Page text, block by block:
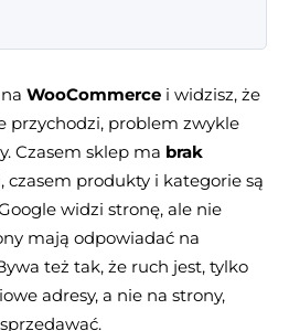
WooCommerce i widzisz, że
przychodzi, problem zwykle
Czasem sklep ma brak
, czasem produkty i kategorie są
widzi stronę, ale nie
mają odpowiadać na
też tak, że ruch jest, tylko
adresy, a nie na strony,